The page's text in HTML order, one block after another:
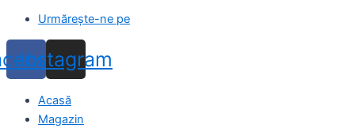
Urmărește-ne pe
Instagram
Acasă
Magazin